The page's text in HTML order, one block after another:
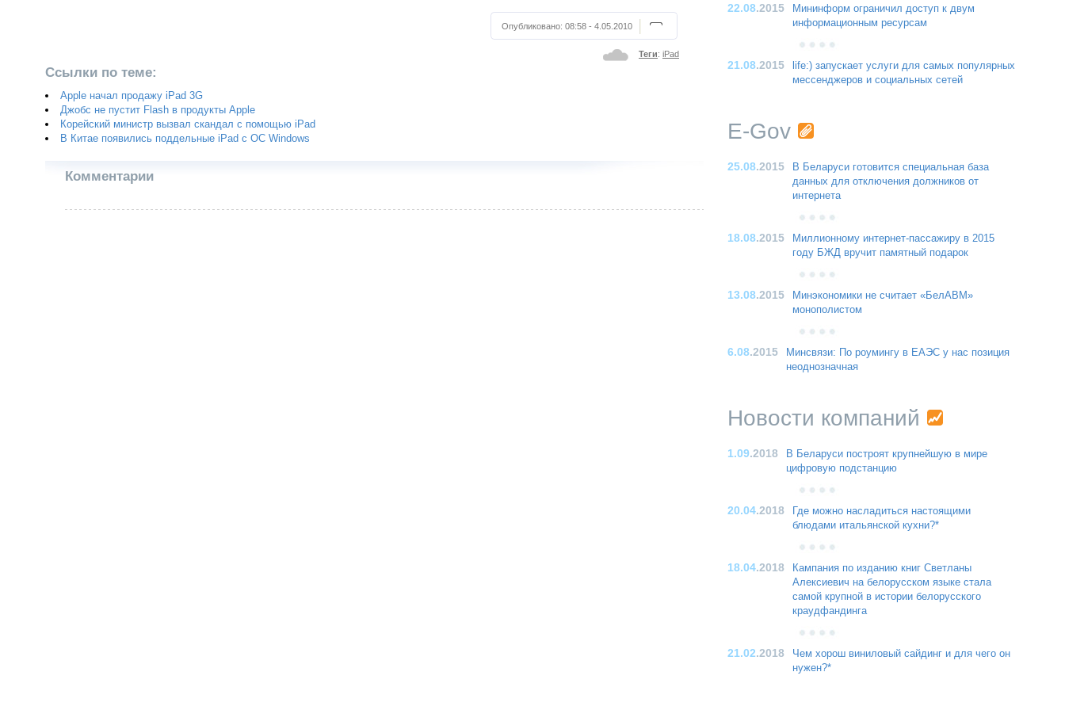
Опубликовано: 08:58 - 4.05.2010
Теги: iPad
Ссылки по теме:
Apple начал продажу iPad 3G
Джобс не пустит Flash в продукты Apple
Корейский министр вызвал скандал с помощью iPad
В Китае появились поддельные iPad с ОС Windows
Комментарии
22.08.2015
Мининформ ограничил доступ к двум
информационным ресурсам
21.08.2015
life:) запускает услуги для самых популярных
мессенджеров и социальных сетей
E-Gov
25.08.2015
В Беларуси готовится специальная база
данных для отключения должников от
интернета
18.08.2015
Миллионному интернет-пассажиру в 2015
году БЖД вручит памятный подарок
13.08.2015
Минэкономики не считает «БелАВМ»
монополистом
6.08.2015
Минсвязи: По роумингу в ЕАЭС у нас позиция
неоднозначная
Новости компаний
1.09.2018
В Беларуси построят крупнейшую в мире
цифровую подстанцию
20.04.2018
Где можно насладиться настоящими
блюдами итальянской кухни?*
18.04.2018
Кампания по изданию книг Светланы
Алексиевич на белорусском языке стала
самой крупной в истории белорусского
краудфандинга
21.02.2018
Чем хорош виниловый сайдинг и для чего он
нужен?*